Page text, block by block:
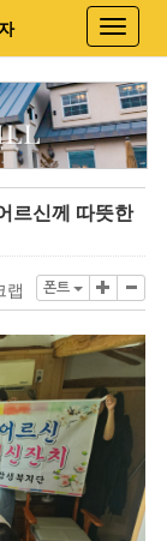
Toggle
르신께 따뜻한
폰트
랩